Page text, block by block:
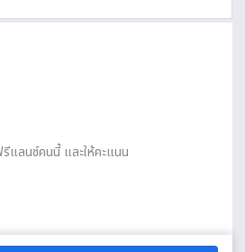
รีแลนซ์คนนี้ และให้คะแนน